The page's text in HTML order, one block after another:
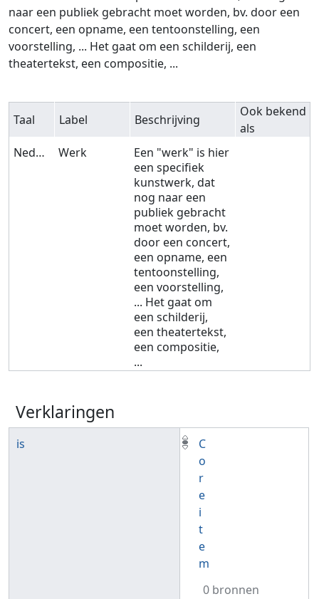
naar een publiek gebracht moet worden, bv. door een
concert, een opname, een tentoonstelling, een
voorstelling, ... Het gaat om een schilderij, een
theatertekst, een compositie, ...
Taal Label Beschrijving
Ook bekend
als
Nederlands
Werk
Een "werk" is hier
een specifiek
kunstwerk, dat
nog naar een
publiek gebracht
moet worden, bv.
door een concert,
een opname, een
tentoonstelling,
een voorstelling,
... Het gaat om
een schilderij,
een theatertekst,
een compositie,
...
Verklaringen
is
C
o
r
e
i
t
e
m
0 bronnen